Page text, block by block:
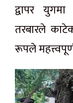
द्वापर
तरबारले
रूपले